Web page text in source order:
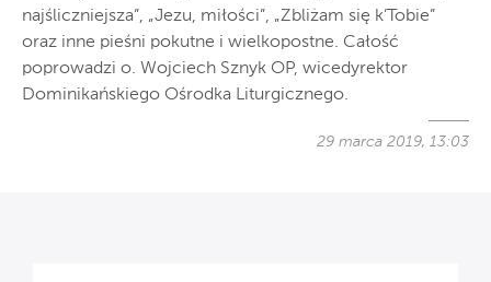
najśliczniejsza”, „Jezu, miłości”, „Zbliżam się k’Tobie”
oraz inne pieśni pokutne i wielkopostne. Całość
poprowadzi o. Wojciech Sznyk OP, wicedyrektor
Dominikańskiego Ośrodka Liturgicznego.
29 marca 2019, 13:03